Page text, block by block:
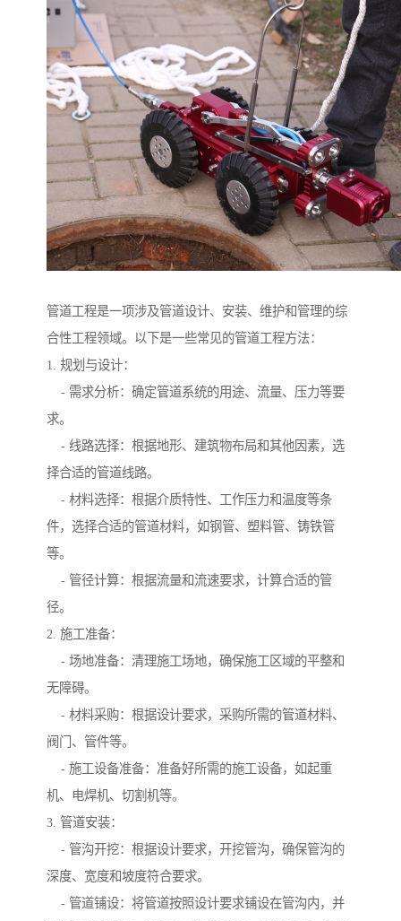
管道工程是一项涉及管道设计、安装、维护和管理的综
合性工程领域。以下是一些常见的管道工程方法：
1. 规划与设计：
- 需求分析：确定管道系统的用途、流量、压力等要
求。
- 线路选择：根据地形、建筑物布局和其他因素，选
择合适的管道线路。
- 材料选择：根据介质特性、工作压力和温度等条
件，选择合适的管道材料，如钢管、塑料管、铸铁管
等。
- 管径计算：根据流量和流速要求，计算合适的管
径。
2. 施工准备：
- 场地准备：清理施工场地，确保施工区域的平整和
无障碍。
- 材料采购：根据设计要求，采购所需的管道材料、
阀门、管件等。
- 施工设备准备：准备好所需的施工设备，如起重
机、电焊机、切割机等。
3. 管道安装：
- 管沟开挖：根据设计要求，开挖管沟，确保管沟的
深度、宽度和坡度符合要求。
- 管道铺设：将管道按照设计要求铺设在管沟内，并